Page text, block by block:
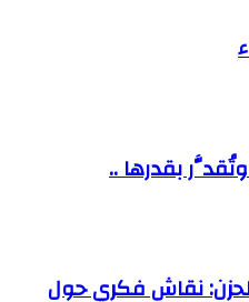
بقدرها ..
نقاش فكري حول